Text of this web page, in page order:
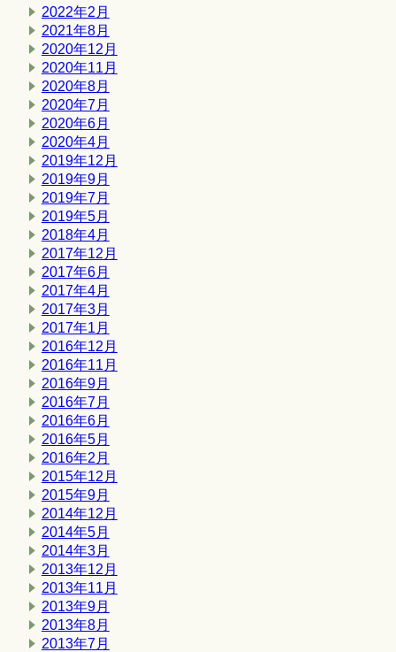
2022年2月
2021年8月
2020年12月
2020年11月
2020年8月
2020年7月
2020年6月
2020年4月
2019年12月
2019年9月
2019年7月
2019年5月
2018年4月
2017年12月
2017年6月
2017年4月
2017年3月
2017年1月
2016年12月
2016年11月
2016年9月
2016年7月
2016年6月
2016年5月
2016年2月
2015年12月
2015年9月
2014年12月
2014年5月
2014年3月
2013年12月
2013年11月
2013年9月
2013年8月
2013年7月